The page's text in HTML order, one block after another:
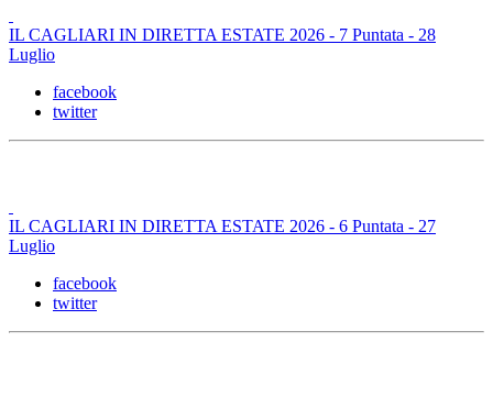
IL CAGLIARI IN DIRETTA ESTATE 2026 - 7 Puntata - 28
Luglio
facebook
twitter
IL CAGLIARI IN DIRETTA ESTATE 2026 - 6 Puntata - 27
Luglio
facebook
twitter